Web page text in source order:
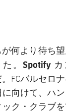
ル
ム
ル
が何より待ち
た。Spotify
。FCバルセロ
に向けて、ハ
ック・クラブ